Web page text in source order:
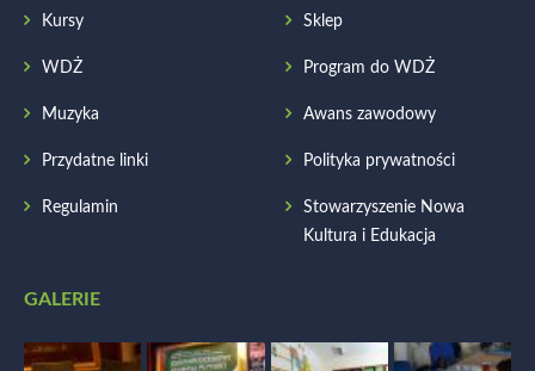
Kursy Sklep
WDŻ Program do WDŻ
Muzyka Awans zawodowy
Przydatne linki Polityka prywatności
Regulamin
Stowarzyszenie Nowa
Kultura i Edukacja
GALERIE